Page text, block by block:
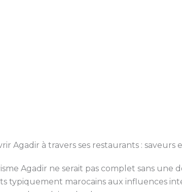
Agadir à travers ses restaurants : saveurs
Agadir ne serait pas complet sans
typiquement marocains aux influences